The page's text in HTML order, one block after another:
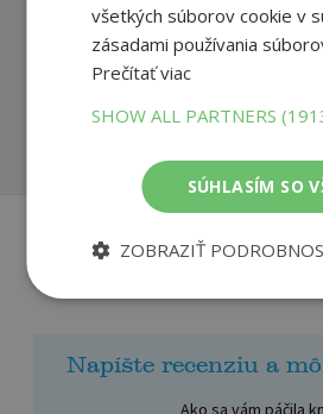
Garfield říhá od srdce
Jim Davis
Napíšte recenziu a
Ako sa vám páčila
všetkých súborov cookie v
zásadami používania
Prečítať viac
SHOW ALL PARTNERS
SÚHLASÍM SO
ZOBRAZIŤ